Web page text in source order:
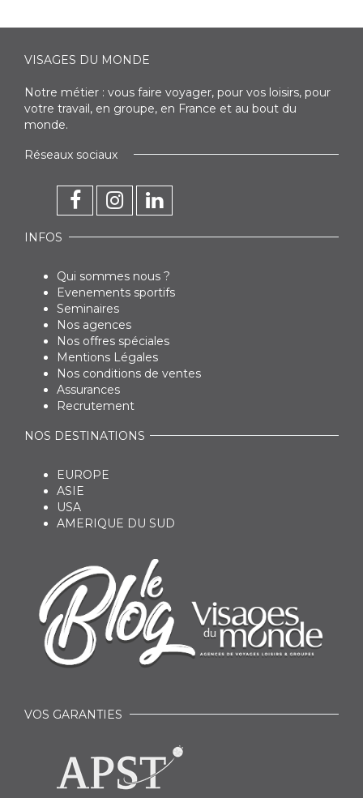
VISAGES DU MONDE
Notre métier : vous faire voyager, pour vos loisirs, pour
votre travail, en groupe, en France et au bout du
monde.
Réseaux sociaux
INFOS
Qui sommes nous ?
Evenements sportifs
Seminaires
Nos agences
Nos offres spéciales
Mentions Légales
Nos conditions de ventes
Assurances
Recrutement
NOS DESTINATIONS
EUROPE
ASIE
USA
AMERIQUE DU SUD
VOS GARANTIES